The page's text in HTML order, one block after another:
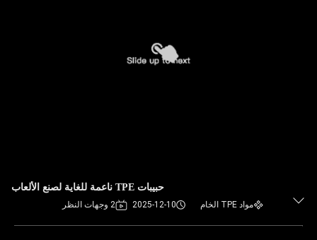
حبيبات TPE ناعمة للغاية لصنع الألعاب
مواد TPE الخام 2025-12-10 2 وجهات النظر